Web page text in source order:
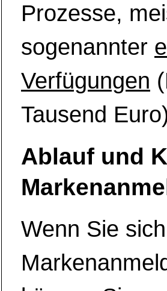
Prozesse,
sogenannter
Verfügungen
Tausend
Ablauf und
Wenn Sie